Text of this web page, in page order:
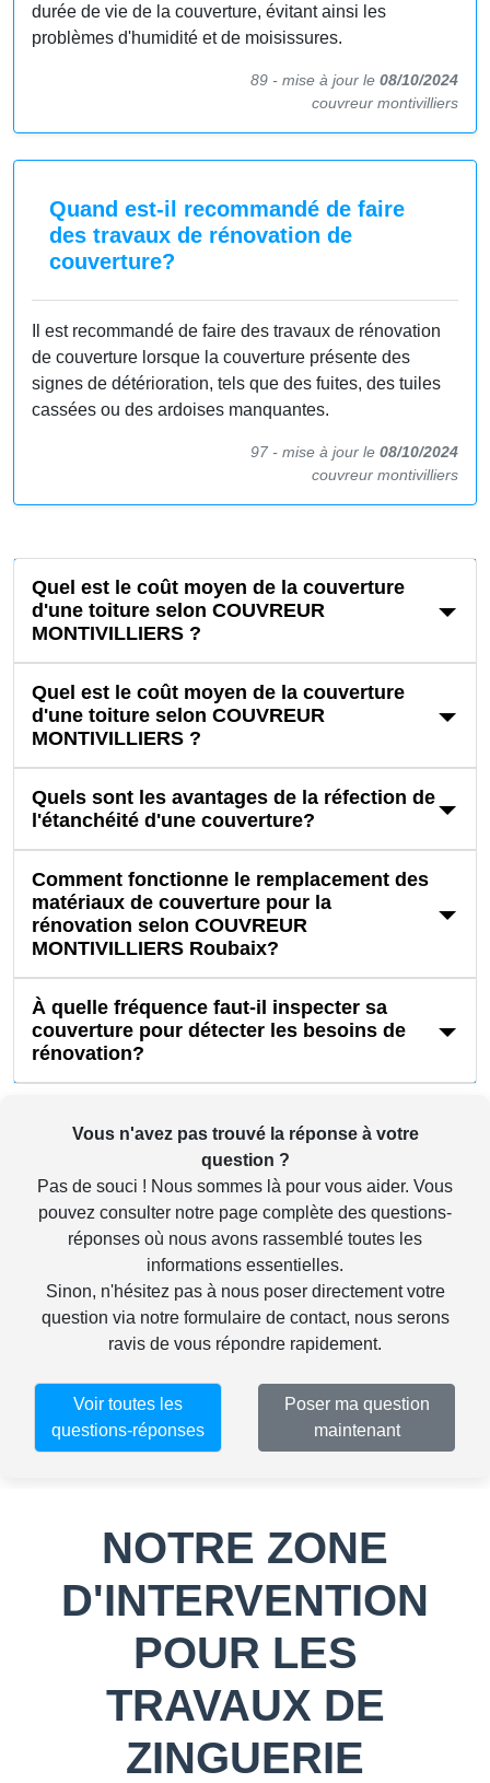
durée de vie de la couverture, évitant ainsi les
problèmes d'humidité et de moisissures.
89 - mise à jour le 08/10/2024
couvreur montivilliers
Quand est-il recommandé de faire
des travaux de rénovation de
couverture?
Il est recommandé de faire des travaux de rénovation
de couverture lorsque la couverture présente des
signes de détérioration, tels que des fuites, des tuiles
cassées ou des ardoises manquantes.
97 - mise à jour le 08/10/2024
couvreur montivilliers
Quel est le coût moyen de la couverture
d'une toiture selon COUVREUR
MONTIVILLIERS ?
Quel est le coût moyen de la couverture
d'une toiture selon COUVREUR
MONTIVILLIERS ?
Quels sont les avantages de la réfection de
l'étanchéité d'une couverture?
Comment fonctionne le remplacement des
matériaux de couverture pour la
rénovation selon COUVREUR
MONTIVILLIERS Roubaix?
À quelle fréquence faut-il inspecter sa
couverture pour détecter les besoins de
rénovation?
Vous n'avez pas trouvé la réponse à votre
question ?
Pas de souci ! Nous sommes là pour vous aider. Vous
pouvez consulter notre page complète des questions-
réponses où nous avons rassemblé toutes les
informations essentielles.
Sinon, n'hésitez pas à nous poser directement votre
question via notre formulaire de contact, nous serons
ravis de vous répondre rapidement.
Voir toutes les
questions-réponses
Poser ma question
maintenant
NOTRE ZONE
D'INTERVENTION
POUR LES
TRAVAUX DE
ZINGUERIE